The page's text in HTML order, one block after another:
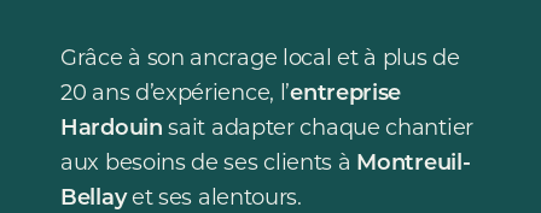
Grâce à son ancrage local et à plus de
20 ans d’expérience, l’entreprise
Hardouin sait adapter chaque chantier
aux besoins de ses clients à Montreuil-
Bellayet ses alentours.